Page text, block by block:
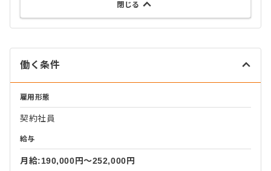
閉じる
働く条件
雇用形態
契約社員
給与
月給:190,000円〜252,000円